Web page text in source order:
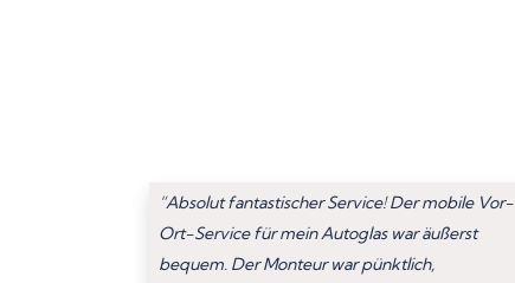
“Absolut fantastischer Service! Der mobile Vor-
Ort-Service für mein Autoglas war äußerst
bequem. Der Monteur war pünktlich,